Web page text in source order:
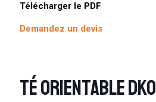
Télécharger le PDF
Demandez un devis
Té orientable DKO